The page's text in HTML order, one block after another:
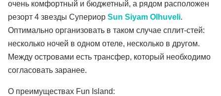
очень комфортный и бюджетный, а рядом расположен
резорт 4 звезды Супериор Sun Siyam Olhuveli.
Оптимально организовать в таком случае сплит-стей:
несколько ночей в одном отеле, несколько в другом.
Между островами есть трансфер, который необходимо
согласовать заранее.
О преимуществах Fun Island: